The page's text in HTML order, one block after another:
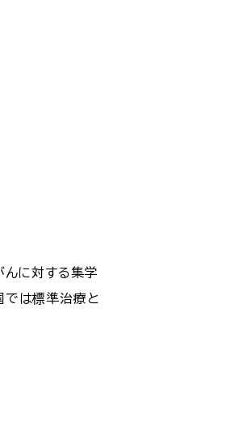
んに対する集学
は標準治療と